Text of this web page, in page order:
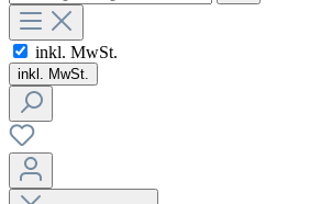
inkl. MwSt.
inkl. MwSt.